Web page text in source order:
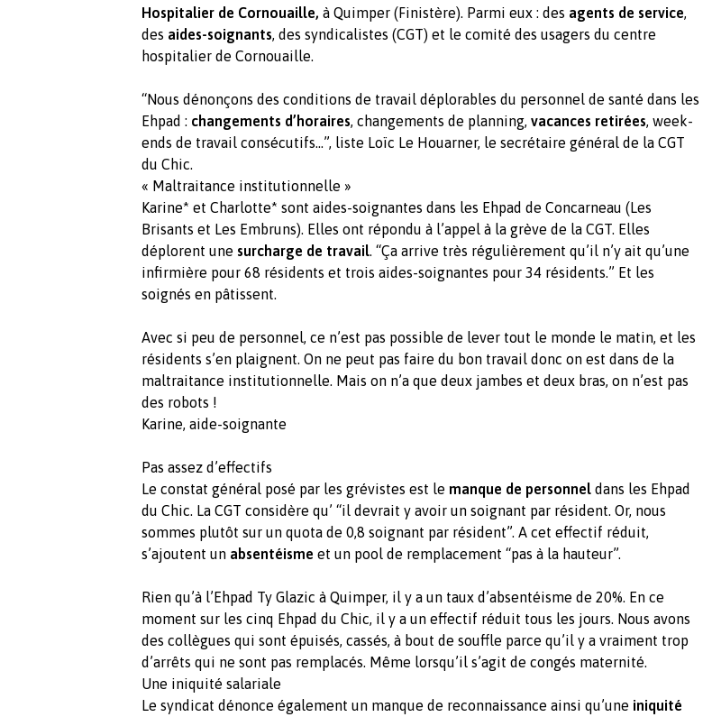
Hospitalier de Cornouaille, à Quimper (Finistère). Parmi eux : des agents de service,
des aides-soignants, des syndicalistes (CGT) et le comité des usagers du centre
hospitalier de Cornouaille.
“Nous dénonçons des conditions de travail déplorables du personnel de santé dans les
Ehpad : changements d’horaires, changements de planning, vacances retirées, week-
ends de travail consécutifs…”, liste Loïc Le Houarner, le secrétaire général de la CGT
du Chic.
« Maltraitance institutionnelle »
Karine* et Charlotte* sont aides-soignantes dans les Ehpad de Concarneau (Les
Brisants et Les Embruns). Elles ont répondu à l’appel à la grève de la CGT. Elles
déplorent une surcharge de travail. “Ça arrive très régulièrement qu’il n’y ait qu’une
infirmière pour 68 résidents et trois aides-soignantes pour 34 résidents.” Et les
soignés en pâtissent.
Avec si peu de personnel, ce n’est pas possible de lever tout le monde le matin, et les
résidents s’en plaignent. On ne peut pas faire du bon travail donc on est dans de la
maltraitance institutionnelle. Mais on n’a que deux jambes et deux bras, on n’est pas
des robots !
Karine, aide-soignante
Pas assez d’effectifs
Le constat général posé par les grévistes est le manque de personnel dans les Ehpad
du Chic. La CGT considère qu’ “il devrait y avoir un soignant par résident. Or, nous
sommes plutôt sur un quota de 0,8 soignant par résident”. A cet effectif réduit,
s’ajoutent un absentéisme et un pool de remplacement “pas à la hauteur”.
Rien qu’à l’Ehpad Ty Glazic à Quimper, il y a un taux d’absentéisme de 20%. En ce
moment sur les cinq Ehpad du Chic, il y a un effectif réduit tous les jours. Nous avons
des collègues qui sont épuisés, cassés, à bout de souffle parce qu’il y a vraiment trop
d’arrêts qui ne sont pas remplacés. Même lorsqu’il s’agit de congés maternité.
Une iniquité salariale
Le syndicat dénonce également un manque de reconnaissance ainsi qu’une iniquité